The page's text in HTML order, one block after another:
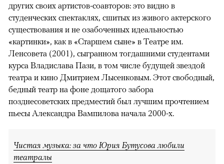
других своих артистов-соавторов: это видно в
студенческих спектаклях, сшитых из живого актерского
существования и не озабоченных идеальностью
«картинки», как в «Старшем сыне» в Театре им.
Ленсовета (2001), сыгранном тогдашними студентами
курса Владислава Пази, в том числе будущей звездой
театра и кино Дмитрием Лысенковым. Этот свободный,
бедный театр на фоне дощатого забора
позднесоветских предместий был лучшим прочтением
пьесы Александра Вампилова начала 2000-х.
Чистая музыка: за что Юрия Бутусова любили
театралы